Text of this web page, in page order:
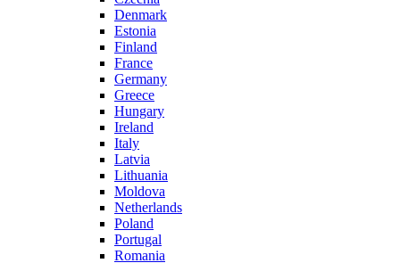
Denmark
Estonia
Finland
France
Germany
Greece
Hungary
Ireland
Italy
Latvia
Lithuania
Moldova
Netherlands
Poland
Portugal
Romania